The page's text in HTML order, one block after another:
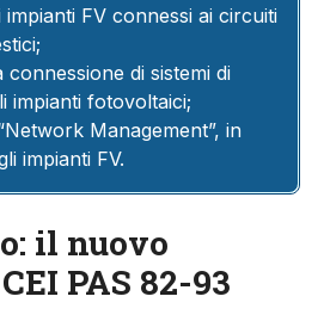
FV connessi ai circuiti
connessione di sistemi di
impianti fotovoltaici;
Management”, in
impianti FV.
il nuovo
PAS 82-93